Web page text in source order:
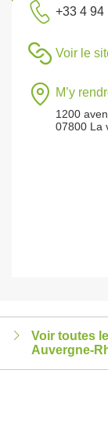
+33 4 94
Voir le
M’y
1200
07800 La
Voir toutes
Auvergne-